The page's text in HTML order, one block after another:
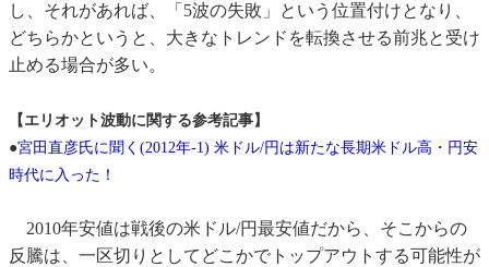
し、それがあれば、「5波の失敗」という位置付けとなり、
どちらかというと、大きなトレンドを転換させる前兆と受け
止める場合が多い。
【エリオット波動に関する参考記事】
●宮田直彦氏に聞く(2012年-1) 米ドル/円は新たな長期米ドル高・円安
時代に入った！
2010年安値は戦後の米ドル/円最安値だから、そこからの
反騰は、一区切りとしてどこかでトップアウトする可能性が